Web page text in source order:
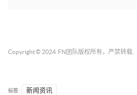
Copyright © 2024 FN团队 版权所有，严禁转载.
标签 : 新闻资讯